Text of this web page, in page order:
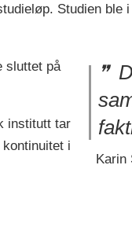
Studien ble
Karin
sluttet på
institutt tar
i